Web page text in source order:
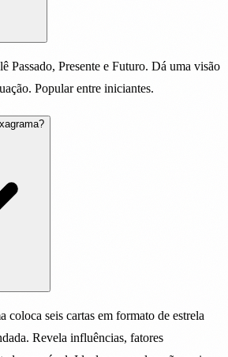
Passado, Presente e Futuro. Dá uma visão
Popular entre iniciantes.
coloca seis cartas em formato de estrela
Revela influências, fatores